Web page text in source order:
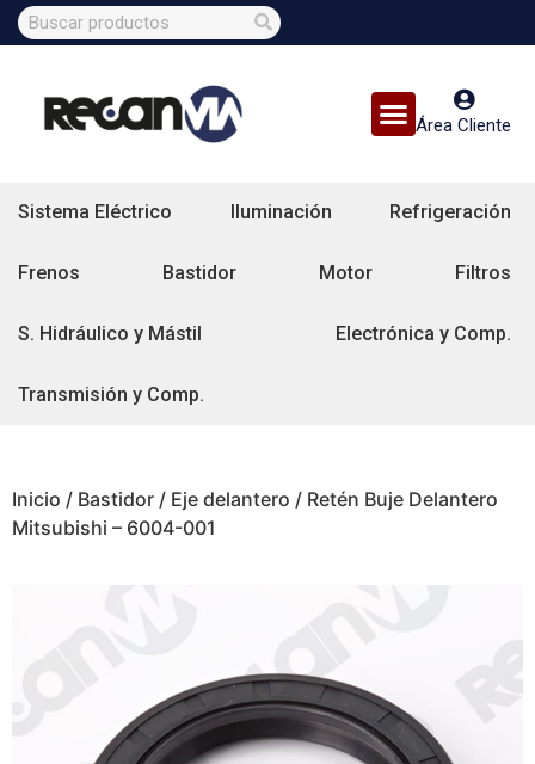
Área Cliente
Sistema Eléctrico Iluminación Refrigeración
Frenos Bastidor Motor Filtros
S. Hidráulico y Mástil Electrónica y Comp.
Transmisión y Comp.
Inicio / Bastidor / Eje delantero / Retén Buje Delantero
Mitsubishi – 6004-001